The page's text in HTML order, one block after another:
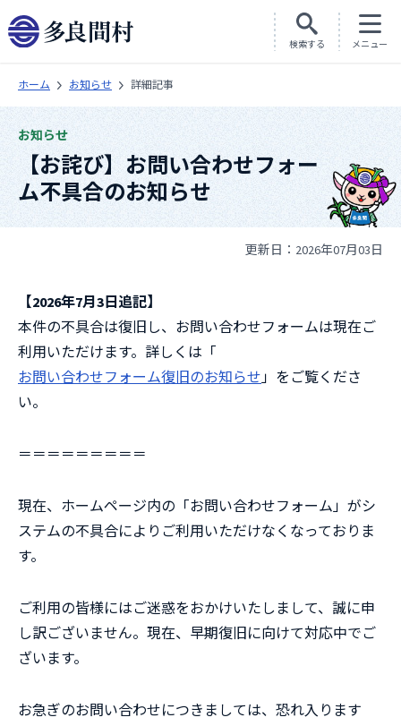
検索する メニュー
ホーム お知らせ 詳細記事
お知らせ
【お詫び】お問い合わせフォー
ム不具合のお知らせ
更新日：2026年07月03日
【2026年7月3日追記】
本件の不具合は復旧し、お問い合わせフォームは現在ご
利用いただけます。詳しくは「
お問い合わせフォーム復旧のお知らせ」をご覧くださ
い。
＝＝＝＝＝＝＝＝＝
現在、ホームページ内の「お問い合わせフォーム」がシ
ステムの不具合によりご利用いただけなくなっておりま
す。
ご利用の皆様にはご迷惑をおかけいたしまして、誠に申
し訳ございません。現在、早期復旧に向けて対応中でご
ざいます。
お急ぎのお問い合わせにつきましては、恐れ入ります